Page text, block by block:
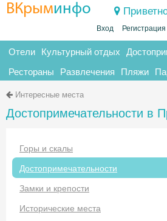
ВКрыминфо
Вход Регистрация
Отели Культурный отдых
Рестораны Развлечения Пляжи
Интересные места
Достопримечательности в
Горы и скалы
Достопримечательности
Замки и крепости
Исторические места